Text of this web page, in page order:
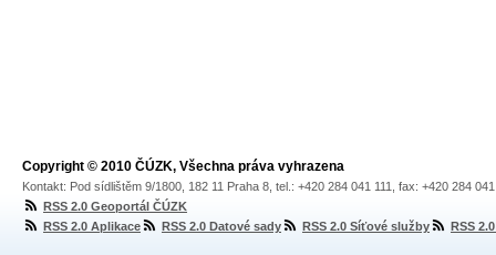
Copyright © 2010 ČÚZK, Všechna práva vyhrazena
Kontakt: Pod sídlištěm 9/1800, 182 11 Praha 8, tel.: +420 284 041 111, fax: +420 284
RSS 2.0 Geoportál ČÚZK
RSS 2.0 Aplikace
RSS 2.0 Datové sady RSS 2.0 Síťové služby RSS